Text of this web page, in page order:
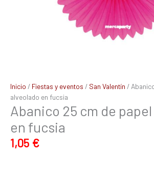
Inicio / Fiestas y eventos / San Valentín /
alveolado en fucsia
Abanico 25 cm de
en fucsia
1,05 €